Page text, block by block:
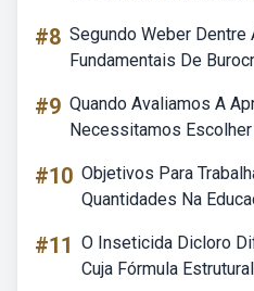
#8 Segundo Weber Dentre
Fundamentais De
#9 Quando Avaliamos A
Necessitamos
#10 Objetivos Para
Quantidades Na
#11 O Inseticida Dicloro
Cuja Fórmula